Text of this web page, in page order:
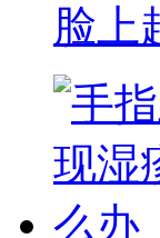
脸上